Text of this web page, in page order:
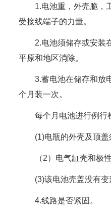
1.电池重，外壳脆，
受接线端子的力量。
2.电池须储存或安装
平原和地区消除。
3.蓄电池在储存和放
个月装一次。
每个月电池进行例行
(1)电瓶的外壳及顶
（2）电气缸壳和极
(3)该电池壳盖没有
4.线路是否紧固。